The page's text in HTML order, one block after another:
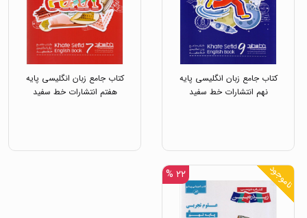
کتاب جامع زبان انگلیسی پایه
نهم انتشارات خط سفید
کتاب جامع زبان انگلیسی پایه
هفتم انتشارات خط سفید
ناموجود ۲۲ %